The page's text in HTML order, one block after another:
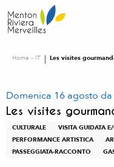
au
contenu
Home – IT Les visites
Domenica 16 agosto
Les visites
CULTURALE VISITA GUIDATA
PERFORMANCE ARTISTICA
PASSEGGIATA-RACCONTO